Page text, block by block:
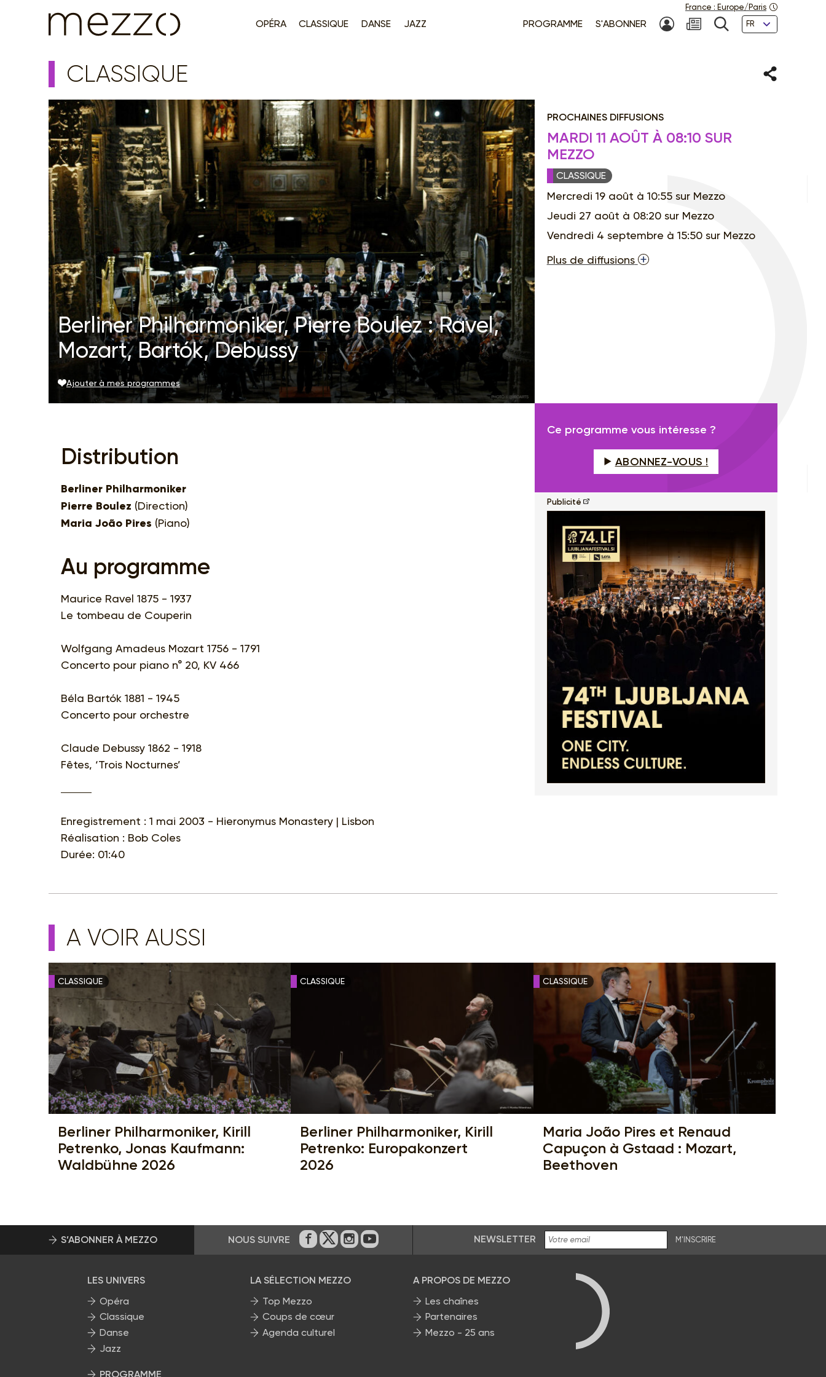
OPÉRA CLASSIQUE DANSE JAZZ PROGRAMME S'ABONNER MON COMPTE
NEWSLETTER
RECHERCHE
Langues
France : Europe/Paris
CLASSIQUE Partager
Berliner Philharmoniker, Pierre Boulez : Ravel,
Mozart, Bartók, Debussy
Ajouter à mes programmes
PROCHAINES DIFFUSIONS
MARDI 11 AOÛT À 08:10 SUR
MEZZO
CLASSIQUE
Mercredi 19 août à 10:55 sur Mezzo
Jeudi 27 août à 08:20 sur Mezzo
Vendredi 4 septembre à 15:50 sur Mezzo
Plus de diffusions
Distribution
Berliner Philharmoniker
Pierre Boulez (Direction)
Maria João Pires (Piano)
Au programme
Maurice Ravel 1875 - 1937
Le tombeau de Couperin
Wolfgang Amadeus Mozart 1756 - 1791
Concerto pour piano n° 20, KV 466
Béla Bartók 1881 - 1945
Concerto pour orchestre
Claude Debussy 1862 - 1918
Fêtes, ‘Trois Nocturnes’
Enregistrement : 1 mai 2003 - Hieronymus Monastery | Lisbon
Réalisation : Bob Coles
Durée: 01:40
Ce programme vous intéresse ?
ABONNEZ-VOUS !
Publicité
A VOIR AUSSI
CLASSIQUE
Berliner Philharmoniker, Kirill
Petrenko, Jonas Kaufmann:
Waldbühne 2026
CLASSIQUE
Berliner Philharmoniker, Kirill
Petrenko: Europakonzert
2026
CLASSIQUE
Maria João Pires et Renaud
Capuçon à Gstaad : Mozart,
Beethoven
S’ABONNER À MEZZO NOUS SUIVRE Sur Facebook
Sur Twitter
Sur Instagram
Sur Youtube NEWSLETTER M'INSCRIRE
LES UNIVERS
Opéra
Classique
Danse
Jazz
PROGRAMME
LA SÉLECTION MEZZO
Top Mezzo
Coups de cœur
Agenda culturel
A PROPOS DE MEZZO
Les chaînes
Partenaires
Mezzo - 25 ans